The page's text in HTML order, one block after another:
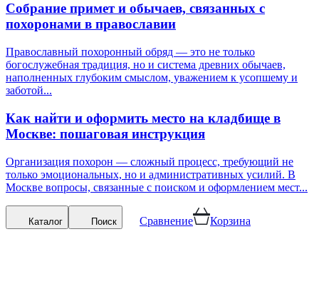
Собрание примет и обычаев, связанных с
похоронами в православии
Православный похоронный обряд — это не только
богослужебная традиция, но и система древних обычаев,
наполненных глубоким смыслом, уважением к усопшему и
заботой...
Как найти и оформить место на кладбище в
Москве: пошаговая инструкция
Организация похорон — сложный процесс, требующий не
только эмоциональных, но и административных усилий. В
Москве вопросы, связанные с поиском и оформлением мест...
Каталог Поиск Сравнение Корзина